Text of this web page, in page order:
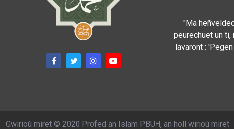
"Ma
peurechuet un ti,
lavaront :
Gwirioù miret © 2020 Profed an Islam PBUH, an holl wirioù miret